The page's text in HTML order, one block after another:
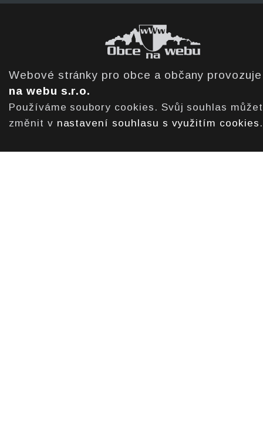
Webové stránky pro obce a občany
na webu s.r.o.
Používáme soubory cookies. Svůj souhlas
změnit v nastavení souhlasu s využitím cookies .